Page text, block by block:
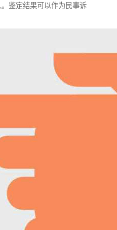
鉴定结果可以作为民事诉